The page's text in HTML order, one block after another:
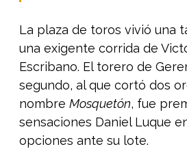
La plaza de toros vivió una
una exigente corrida de
Escribano. El torero de
segundo, al que cortó dos
nombre Mosquetón, fue
sensaciones Daniel Luque
opciones ante su lote.